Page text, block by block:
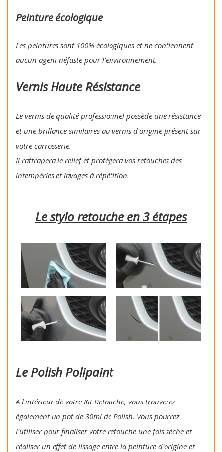
Peinture écologique
Les peintures sont 100% écologiques et ne contiennent
aucun agent néfaste pour l'environnement.
Vernis Haute Résistance
Le vernis de qualité professionnel possède une résistance
et une brillance similaires au vernis d'origine présent sur
votre carrosserie.
Il rattrapera le relief et protègera vos retouches des
intempéries et lavages à répétition.
Le stylo retouche en 3 étapes
Le Polish Polipaint
A l'intérieur de votre Kit Retouche, vous trouverez
également un pot de 30ml de Polish. Vous pourrez
l'utiliser pour finaliser votre retouche une fois sèche et
réaliser un effet de lissage entre la peinture d'origine et